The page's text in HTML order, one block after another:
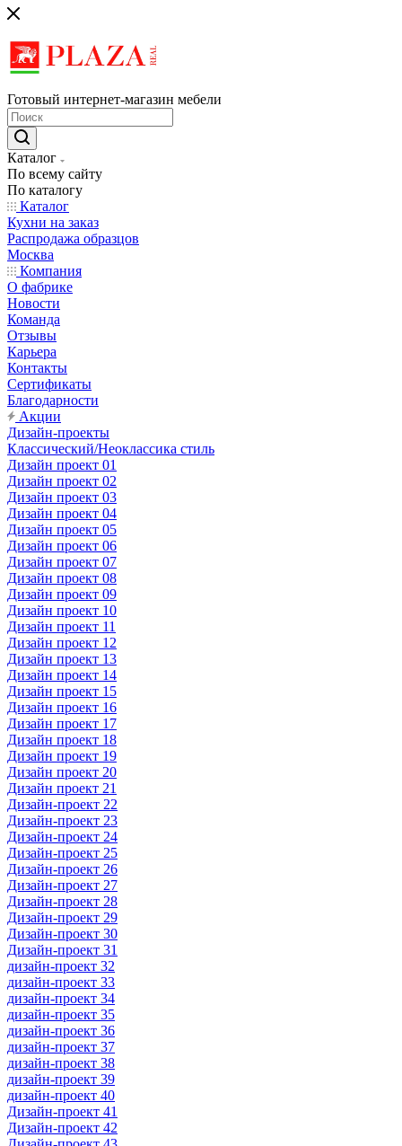
Готовый интернет-магазин мебели
Каталог
По всему сайту
По каталогу
Каталог
Кухни на заказ
Распродажа образцов
Москва
Компания
О фабрике
Новости
Команда
Отзывы
Карьера
Контакты
Сертификаты
Благодарности
Акции
Дизайн-проекты
Классический/Неоклассика стиль
Дизайн проект 01
Дизайн проект 02
Дизайн проект 03
Дизайн проект 04
Дизайн проект 05
Дизайн проект 06
Дизайн проект 07
Дизайн проект 08
Дизайн проект 09
Дизайн проект 10
Дизайн проект 11
Дизайн проект 12
Дизайн проект 13
Дизайн проект 14
Дизайн проект 15
Дизайн проект 16
Дизайн проект 17
Дизайн проект 18
Дизайн проект 19
Дизайн проект 20
Дизайн проект 21
Дизайн-проект 22
Дизайн-проект 23
Дизайн-проект 24
Дизайн-проект 25
Дизайн-проект 26
Дизайн-проект 27
Дизайн-проект 28
Дизайн-проект 29
Дизайн-проект 30
Дизайн-проект 31
дизайн-проект 32
дизайн-проект 33
дизайн-проект 34
дизайн-проект 35
дизайн-проект 36
дизайн-проект 37
дизайн-проект 38
дизайн-проект 39
дизайн-проект 40
Дизайн-проект 41
Дизайн-проект 42